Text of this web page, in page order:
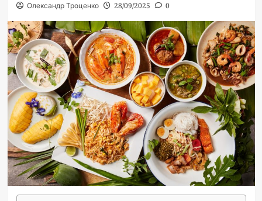
Олександр Троценко 28/09/2025 0